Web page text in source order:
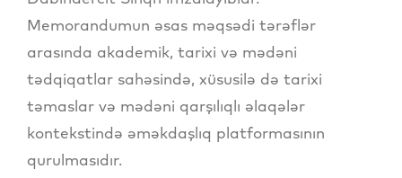
Memorandumun əsas məqsədi tərəflər
arasında akademik, tarixi və mədəni
tədqiqatlar sahəsində, xüsusilə də tarixi
təmaslar və mədəni qarşılıqlı əlaqələr
kontekstində əməkdaşlıq platformasının
qurulmasıdır.